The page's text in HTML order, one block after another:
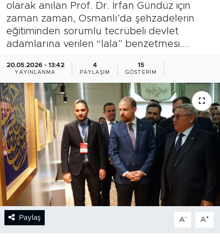
olarak anılan Prof. Dr. İrfan Gündüz için
zaman zaman, Osmanlı’da şehzadelerin
eğitiminden sorumlu tecrübeli devlet
adamlarına verilen “lala” benzetmesi....
20.05.2026 - 13:42
YAYINLANMA
4
PAYLAŞIM
15
GÖSTERIM
Paylaş A- A+
BİLİM-TEKNOLOJİ
RÖPÖRTAJ
ANALİZ
NOSTALJİ
KULİS
YAZARLAR
DİNİ
POLİTİKA
EKONOMİ